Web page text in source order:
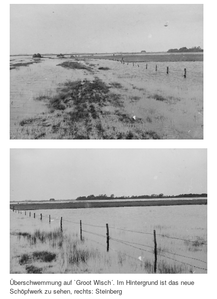
Überschwemmung auf `Groot Wisch´. Im Hintergrund ist das neue
Schöpfwerk zu sehen, rechts: Steinberg